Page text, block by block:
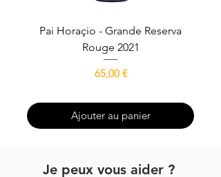
Pai Horaçio - Grande Reserva
Rouge 2021
Prix
65,00 €
Ajouter au panier
Je peux vous aider ?